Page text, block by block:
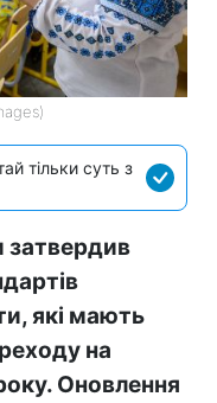
тільки суть з
затвердив
які мають
на
Оновлення